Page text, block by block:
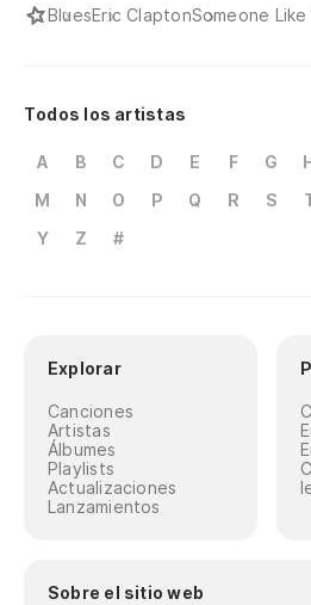
BluesEric ClaptonSomeone Like
Todos los artistas
A B C D E F G
M
N O P Q R S
Y
Z #
Explorar
Canciones
Artistas
Álbumes
Playlists
Actualizaciones
Lanzamientos
Sobre el sitio web